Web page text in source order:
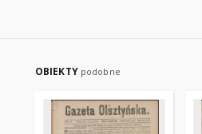
OBIEKTY podobne